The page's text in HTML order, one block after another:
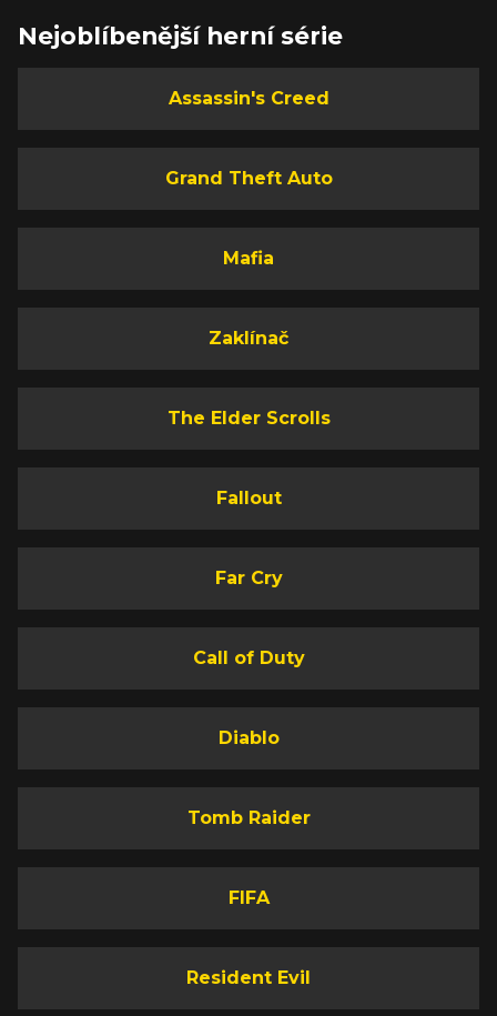
Nejoblíbenější herní série
Assassin's Creed
Grand Theft Auto
Mafia
Zaklínač
The Elder Scrolls
Fallout
Far Cry
Call of Duty
Diablo
Tomb Raider
FIFA
Resident Evil